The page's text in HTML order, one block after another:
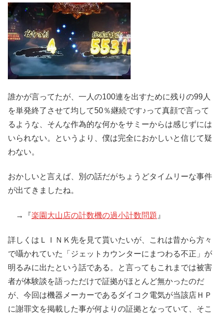
誰かが言ってたが、一人の100連を出すために残りの99人
を単発終了させて均して50％継続です♪って真顔で言って
るような、そんな作為的な何かをサミーからは感じずには
いられない。というより、僕は完全におかしいと信じて疑
わない。
おかしいと言えば、別の話だがちょうどタイムリーな事件
が出てきましたね。
→『楽園大山店の計数機の過小計数問題 』
詳しくはＬＩＮＫ先を見て貰いたいが、これは昔から方々
で囁かれていた「ジェットカウンターにまつわる不正」が
明るみに出たという話である。と言ってもこれまでは被害
者が体験談を語っただけで証拠がほとんど無かったのだ
が、今回は機器メーカーであるダイコク電気が当該店ＨＰ
に謝罪文を掲載した事が何よりの証拠となっていて、そこ